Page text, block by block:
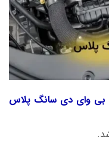
بی وای دی سانگ پلاس